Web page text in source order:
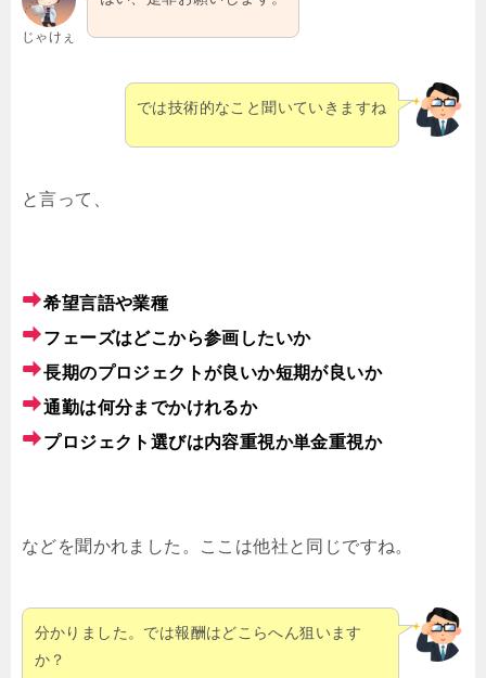
じゃけぇ
では技術的なこと聞いていきますね
と言って、
希望言語や業種
フェーズはどこから参画したいか
長期のプロジェクトが良いか短期が良いか
通勤は何分までかけれるか
プロジェクト選びは内容重視か単金重視か
などを聞かれました。ここは他社と同じですね。
分かりました。では報酬はどこらへん狙います
か？